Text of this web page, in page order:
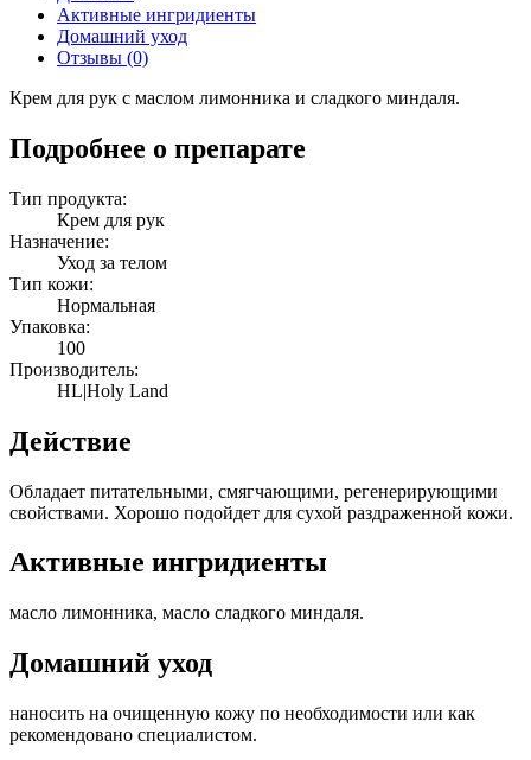
Активные ингридиенты
Домашний уход
Отзывы (0)
Крем для рук с маслом лимонника и сладкого миндаля.
Подробнее о препарате
Тип продукта:
Крем для рук
Назначение:
Уход за телом
Тип кожи:
Нормальная
Упаковка:
100
Производитель:
HL|Holy Land
Действие
Обладает питательными, смягчающими, регенерирующими
свойствами. Хорошо подойдет для сухой раздраженной кожи.
Активные ингридиенты
масло лимонника, масло сладкого миндаля.
Домашний уход
наносить на очищенную кожу по необходимости или как
рекомендовано специалистом.